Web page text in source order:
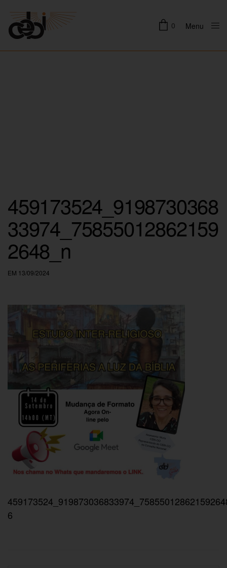
0 Menu
459173524_9198730368
33974_75855012862159
2648_n
EM 13/09/2024
6